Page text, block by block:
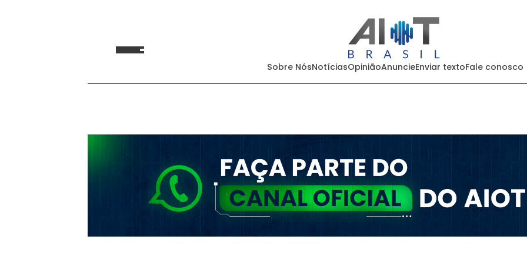
Sobre NósNotíciasOpiniãoAnuncieEnviar textoFale conosco